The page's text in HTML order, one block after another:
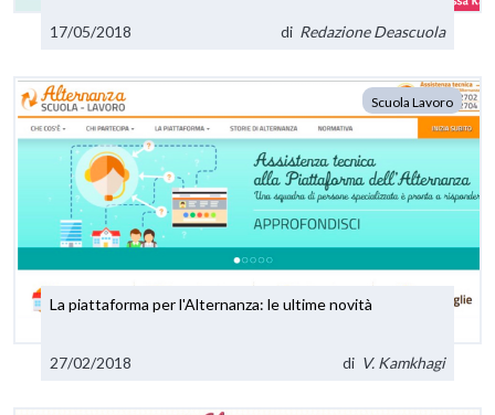
17/05/2018 di Redazione Deascuola
Scuola Lavoro
La piattaforma per l'Alternanza: le ultime novità
27/02/2018 di V. Kamkhagi